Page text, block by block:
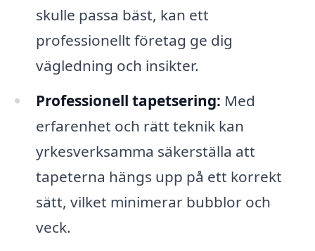
skulle passa bäst, kan ett
professionellt företag ge dig
vägledning och insikter.
Professionell tapetsering: Med
erfarenhet och rätt teknik kan
yrkesverksamma säkerställa att
tapeterna hängs upp på ett korrekt
sätt, vilket minimerar bubblor och
veck.